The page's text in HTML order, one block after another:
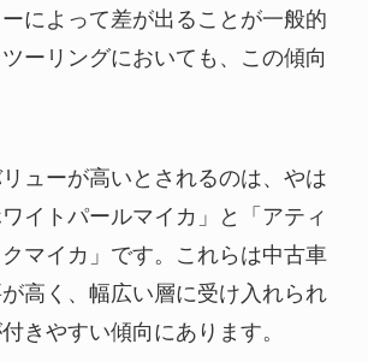
によって差が出ることが一般的
ーリングにおいても、この傾向
ューが高いとされるのは、やは
イトパールマイカ」と「アティ
マイカ」です。これらは中古車
高く、幅広い層に受け入れられ
きやすい傾向にあります。